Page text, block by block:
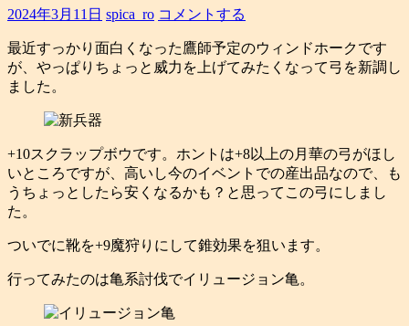
2024年3月11日 spica_ro コメントする
最近すっかり面白くなった鷹師予定のウィンドホークです
が、やっぱりちょっと威力を上げてみたくなって弓を新調し
ました。
+10スクラップボウです。ホントは+8以上の月華の弓がほし
いところですが、高いし今のイベントでの産出品なので、も
うちょっとしたら安くなるかも？と思ってこの弓にしまし
た。
ついでに靴を+9魔狩りにして錐効果を狙います。
行ってみたのは亀系討伐でイリュージョン亀。